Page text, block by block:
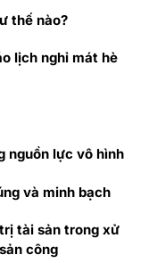
thế nào?
lịch nghỉ mát hè
nguồn lực vô hình
và minh bạch
tài sản trong xử
công